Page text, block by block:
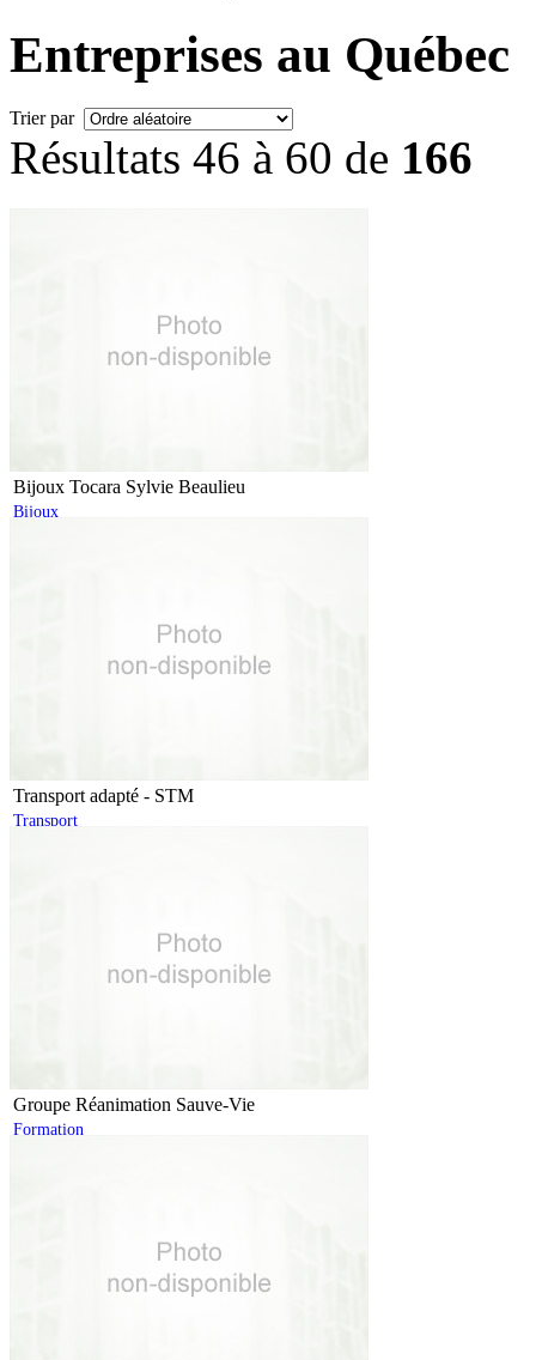
Entreprises au Québec
Trier par
Résultats 46 à 60 de 166
Bijoux Tocara Sylvie Beaulieu
Bijoux
Transport adapté - STM
Transport
Groupe Réanimation Sauve-Vie
Formation